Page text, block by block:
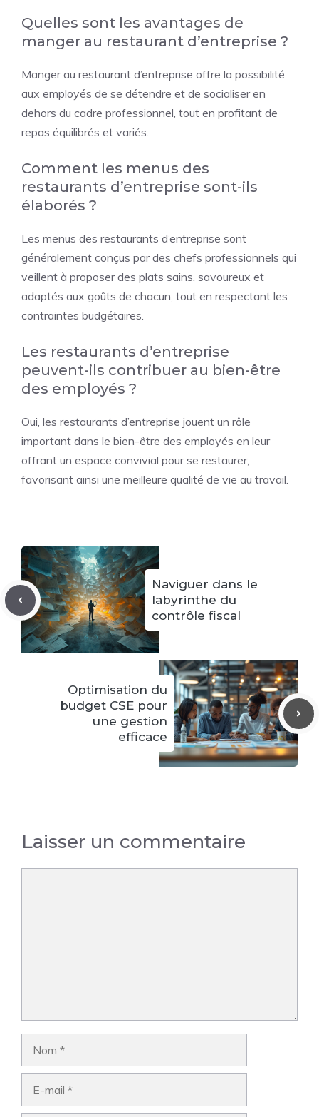
Quelles sont les avantages de
manger au restaurant d’entreprise ?
Manger au restaurant d’entreprise offre la possibilité
aux employés de se détendre et de socialiser en
dehors du cadre professionnel, tout en profitant de
repas équilibrés et variés.
Comment les menus des
restaurants d’entreprise sont-ils
élaborés ?
Les menus des restaurants d’entreprise sont
généralement conçus par des chefs professionnels qui
veillent à proposer des plats sains, savoureux et
adaptés aux goûts de chacun, tout en respectant les
contraintes budgétaires.
Les restaurants d’entreprise
peuvent-ils contribuer au bien-être
des employés ?
Oui, les restaurants d’entreprise jouent un rôle
important dans le bien-être des employés en leur
offrant un espace convivial pour se restaurer,
favorisant ainsi une meilleure qualité de vie au travail.
Naviguer dans le
labyrinthe du
contrôle fiscal
Optimisation du
budget CSE pour
une gestion
efficace
Laisser un commentaire